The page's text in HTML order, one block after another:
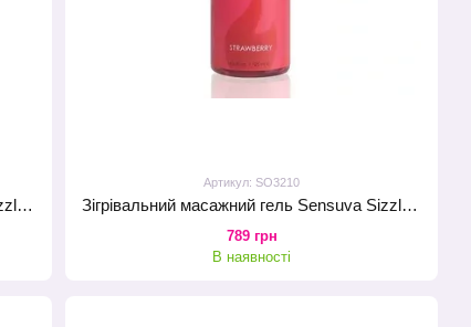
Зігрівальний масажний гель Sensuva Sizzle Lips Caramel Apple (125 мл), без цукру, їстівний
Артикул: SO3210
Зігрівальний масажний гель Sensuva Sizzle Lips Strawberry (125 мл), без цукру, їстівний
789 грн
В наявності